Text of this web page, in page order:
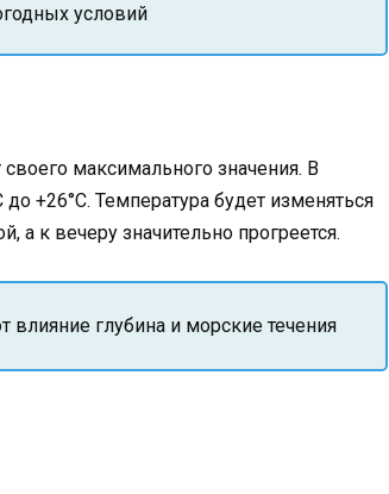
условий
максимального значения. В
+26°C. Температура будет изменяться
а к вечеру значительно прогреется.
глубина и морские течения